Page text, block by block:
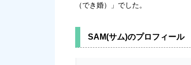
（でき婚）」でした。
SAM(サム)のプロフィール